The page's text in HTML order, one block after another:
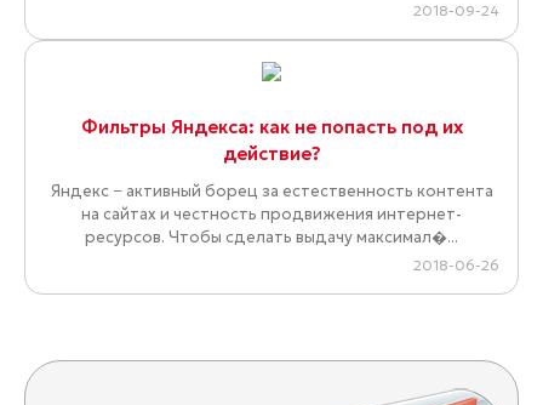
2018-09-24
Фильтры Яндекса: как не попасть под их
действие?
Яндекс − активный борец за естественность контента
на сайтах и честность продвижения интернет-
ресурсов. Чтобы сделать выдачу максимал�...
2018-06-26